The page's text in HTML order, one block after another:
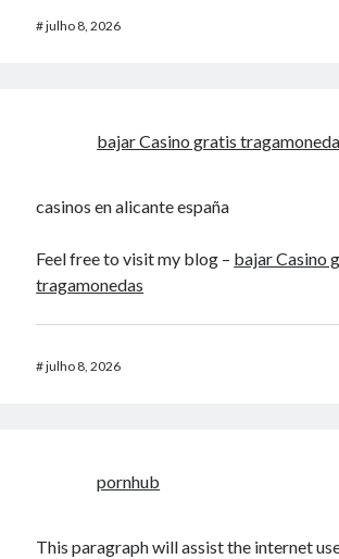
#julho 8, 2026
bajar Casino gratis
casinos en alicante españa
Feel free to visit my blog – bajar Casino
tragamonedas
#julho 8, 2026
pornhub
This paragraph will assist the internet